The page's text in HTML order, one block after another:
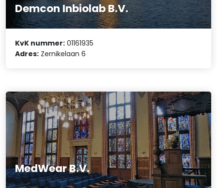
Demcon Inbiolab B.V.
KvK nummer: 01161935
Adres: Zernikelaan 6
MedWear B.V.